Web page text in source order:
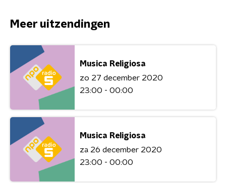
Meer uitzendingen
Musica Religiosa
zo 27 december 2020
23:00 - 00:00
Musica Religiosa
za 26 december 2020
23:00 - 00:00